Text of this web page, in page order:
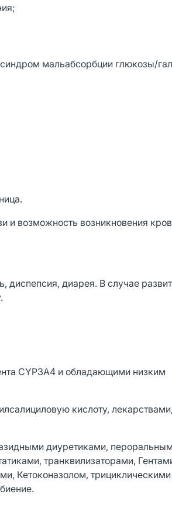
мальабсорбции глюкозы/
возможность возникновения
диспепсия, диарея. В случае
CYP3A4 и обладающими низким
кислоту,
диуретиками,
транквилизаторами,
Кетоконазолом, трициклическими